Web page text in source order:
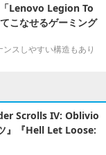
Lenovo Legion To
こなせるゲーミング
スしやすい構造もあり
Scrolls IV: Oblivio
』『Hell Let Loose: